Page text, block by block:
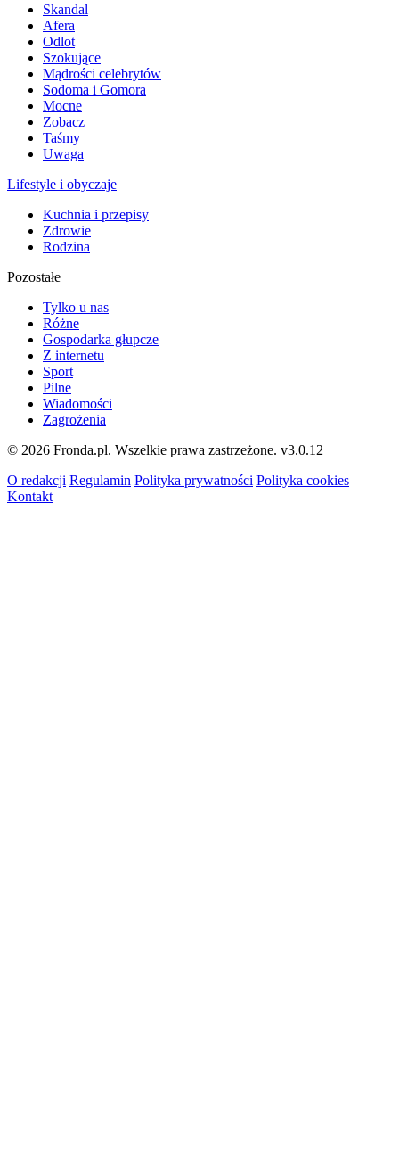
Skandal
Afera
Odlot
Szokujące
Mądrości celebrytów
Sodoma i Gomora
Mocne
Zobacz
Taśmy
Uwaga
Lifestyle i obyczaje
Kuchnia i przepisy
Zdrowie
Rodzina
Pozostałe
Tylko u nas
Różne
Gospodarka głupcze
Z internetu
Sport
Pilne
Wiadomości
Zagrożenia
© 2026 Fronda.pl. Wszelkie prawa zastrzeżone. v3.0.12
O redakcji Regulamin Polityka prywatności Polityka cookies
Kontakt